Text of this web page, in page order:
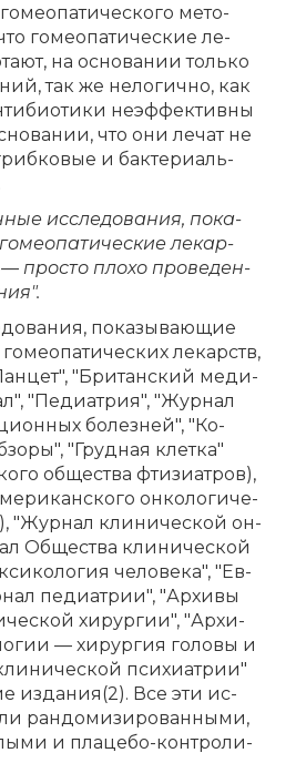
ме­то­
го­мео­па­ти­че­ские ле­
на ос­но­ва­нии толь­ко
так же не­ло­гич­но, как
не­эф­фек­тив­ны
что они ле­чат не
и бак­те­ри­аль­
ис­сле­до­ва­ния, по­ка­
ле­кар­
про­сто пло­хо про­ве­ден­
по­ка­зы­ва­ю­щие
ле­карств,
"Бри­тан­ский ме­ди­
"Пе­ди­ат­рия", "Жур­нал
бо­лез­ней", "Ко­
"Груд­ная клет­ка"
об­ще­ства фти­зи­ат­ров),
он­ко­ло­ги­че­
"Жур­нал кли­ни­че­ской он­
Об­ще­ства кли­ни­че­ской
че­ло­ве­ка", "Ев­
пе­ди­ат­рии", "Ар­хи­вы
хи­рур­гии", "Ар­хи­
— хи­рур­гия го­ло­вы и
пси­хи­ат­рии"
из­да­ния(2). Все эти ис­
ран­до­ми­зи­ро­ван­ны­ми,
и пла­це­бо-кон­тро­ли­